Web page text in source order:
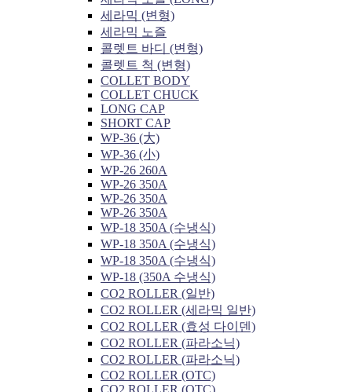
세라믹 (변형)
세라믹 노즐
콜렛트 바디 (변형)
콜렛트 척 (변형)
COLLET BODY
COLLET CHUCK
LONG CAP
SHORT CAP
WP-36 (大)
WP-36 (小)
WP-26 260A
WP-26 350A
WP-26 350A
WP-26 350A
WP-18 350A (수냉식)
WP-18 350A (수냉식)
WP-18 350A (수냉식)
WP-18 (350A 수냉식)
CO2 ROLLER (일반)
CO2 ROLLER (세라믹 일반)
CO2 ROLLER (효성 다이덴)
CO2 ROLLER (파라소닉)
CO2 ROLLER (파라소닉)
CO2 ROLLER (OTC)
CO2 ROLLER (OTC)